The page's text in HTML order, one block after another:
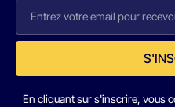
En cliquant sur s'inscrire, vous